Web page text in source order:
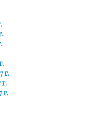
г.
г.